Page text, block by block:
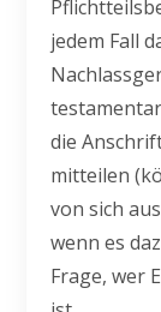
jedem Fall
die
mitteilen
von sich
wenn es
Frage, wer